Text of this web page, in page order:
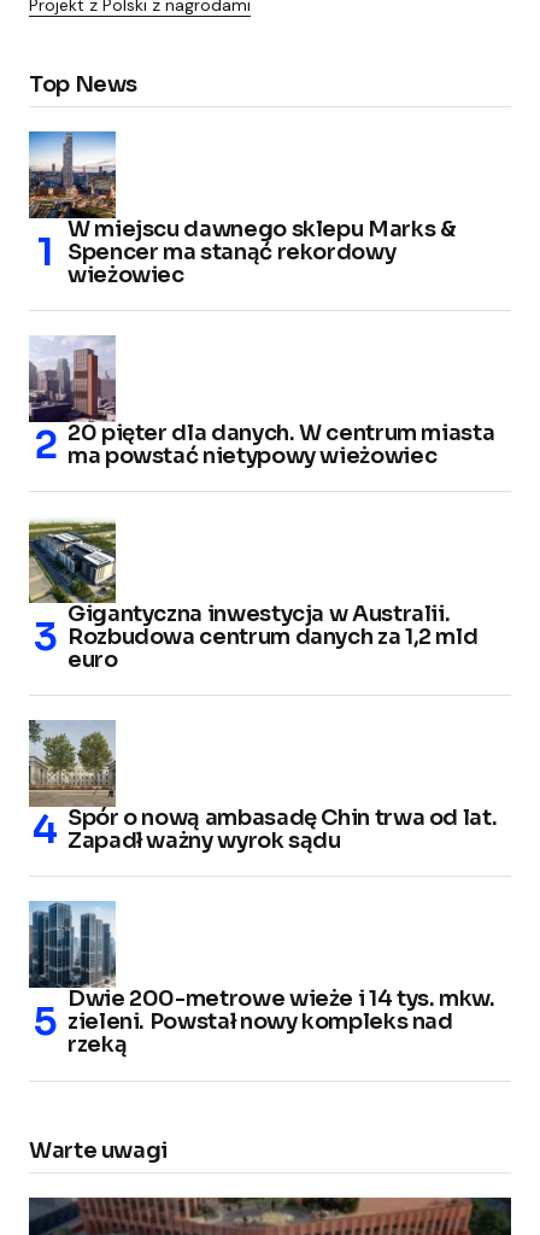
Projekt z Polski z nagrodami
Top News
W miejscu dawnego sklepu Marks &
Spencer ma stanąć rekordowy
wieżowiec
20 pięter dla danych. W centrum miasta
ma powstać nietypowy wieżowiec
Gigantyczna inwestycja w Australii.
Rozbudowa centrum danych za 1,2 mld
euro
Spór o nową ambasadę Chin trwa od lat.
Zapadł ważny wyrok sądu
Dwie 200-metrowe wieże i 14 tys. mkw.
zieleni. Powstał nowy kompleks nad
rzeką
Warte uwagi